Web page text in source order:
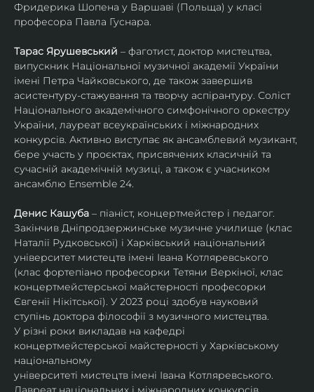
Фридерика Шопена у Варшаві (Польща) у класі
професора Павла Гуснара.
Тарас Ярушевський – фаготист, доктор мистецтва,
випускник Національної музичної академії України
імені Петра Чайковського, де також завершив
асистентуру-стажування та творчу аспірантуру. Соліст
Національного академічного симфонічного оркестру
України, лауреат всеукраїнських і міжнародних
конкурсів. Активно виступає як ансамблевий музикант,
бере участь у проєктах, присвячених класичній та
сучасній академічній музиці, а також є учасником
ансамблю Ensemble 24.
Денис Кашуба – піаніст, концертмейстер і педагог.
Закінчив Дніпродзержинське музичне училище (клас
Наталії Рудковської) і Харківський національний
університет мистецтв імені Івана Котляревського
(клас фортепіано професорки Тетяни Веркіної, клас
концертмейстерської майстерності професорки
Євгенії Нікітської). У 2023 році здобув науковий
ступінь доктора філософії з музичного мистецтва.
У різні роки викладав на кафедрі
концертмейстерської майстерності у Харківському
національному
університеті мистецтв імені Івана Котляревського.